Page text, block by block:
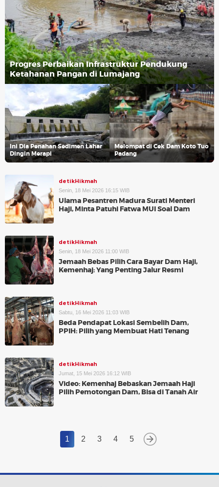
Progres Perbaikan Infrastruktur Pendukung
Ketahanan Pangan di Lumajang
Ini Dia Penahan Sedimen Lahar
Dingin Merapi
Melompat di Cek Dam Koto Tuo
Padang
detikHikmah
Senin, 18 Mei 2026 16:15 WIB
Ulama Pesantren Madura Surati Menteri
Haji, Minta Patuhi Fatwa MUI Soal Dam
detikHikmah
Senin, 18 Mei 2026 11:00 WIB
Jemaah Bebas Pilih Cara Bayar Dam Haji,
Kemenhaj: Yang Penting Jalur Resmi
detikHikmah
Sabtu, 16 Mei 2026 11:03 WIB
Beda Pendapat Lokasi Sembelih Dam,
PPIH: Pilih yang Membuat Hati Tenang
detikHikmah
Jumat, 15 Mei 2026 16:12 WIB
Video: Kemenhaj Bebaskan Jemaah Haji
Pilih Pemotongan Dam, Bisa di Tanah Air
1 2 3 4 5